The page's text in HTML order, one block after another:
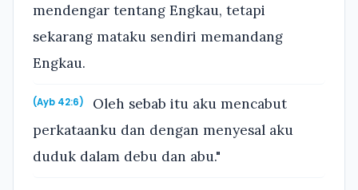
mendengar tentang Engkau, tetapi
sekarang mataku sendiri memandang
Engkau.
(Ayb 42:6)
Oleh sebab itu aku mencabut
perkataanku dan dengan menyesal aku
duduk dalam debu dan abu."